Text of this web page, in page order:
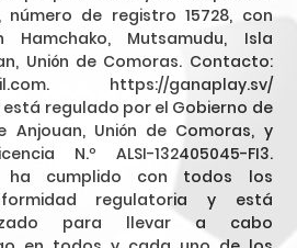
número de registro 15728, con
Mutsamudu, Isla
Unión de Comoras. Contacto:
https://ganaplay.sv/
regulado por el Gobierno de
Anjouan, Unión de Comoras, y
N.º ALSI-132405045-FI3.
ha cumplido con todos los
regulatoria y está
para llevar a cabo